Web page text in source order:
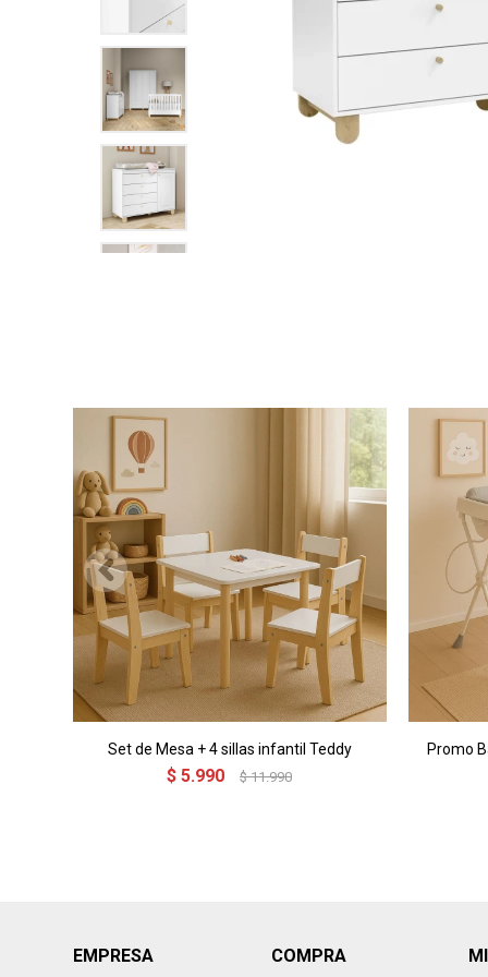
Set de Mesa + 4 sillas infantil Teddy
$ 5.990 $ 11.990
Promo
EMPRESA COMPRA